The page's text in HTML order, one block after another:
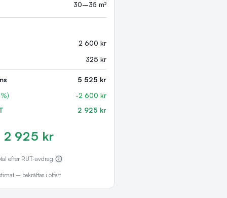
30–35 m²
2 600 kr
325 kr
5 525 kr
-2 600 kr
2 925 kr
2 925 kr
efter RUT-avdrag
– bekräftas i offert